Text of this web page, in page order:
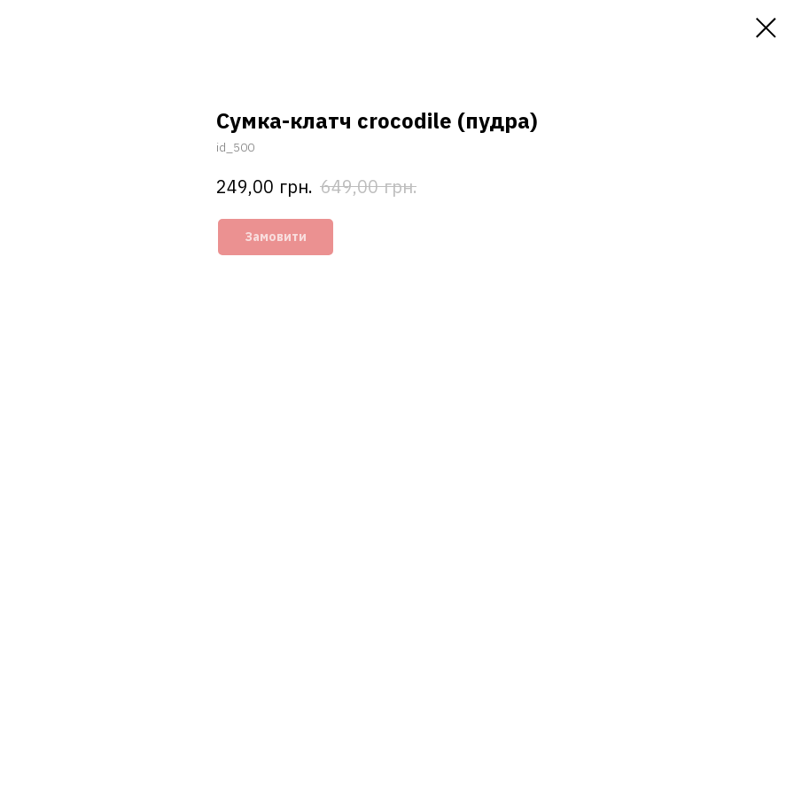
Сумка-клатч crocodile (пудра)
id_500
249,00 грн. 649,00 грн.
Замовити